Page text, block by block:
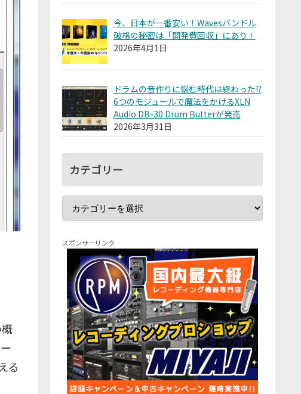
る
今、日本が一番安い！Wavesバンドル
破格の秘密は「開発費回収」にあり！
2026年4月1日
ドラムの音作りに悩む時代は終わった!?
6つのモジュールで魔法をかけるXLN
Audio DB-30 Drum Butterが発売
2026年3月31日
カテゴリー
スポンサーリンク